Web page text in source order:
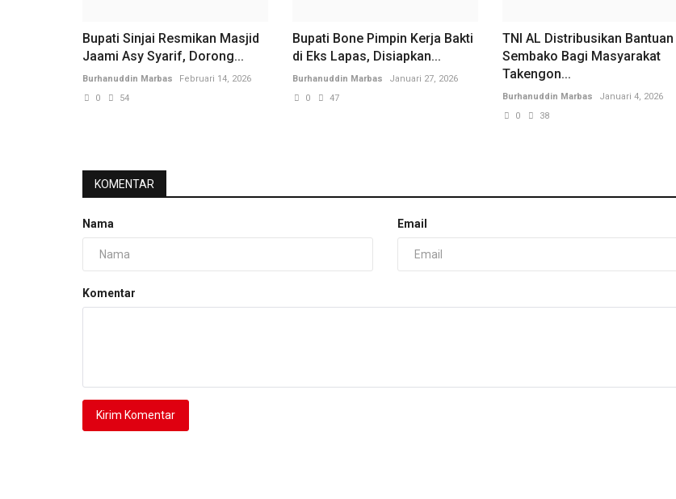
Bupati Sinjai Resmikan Masjid
Jaami Asy Syarif, Dorong...
Burhanuddin Marbas
Februari 14, 2026
0
54
Bupati Bone Pimpin Kerja Bakti
di Eks Lapas, Disiapkan...
Burhanuddin Marbas
Januari 27, 2026
0
47
TNI AL Distribusikan Bantuan
Sembako Bagi Masyarakat
Takengon...
Burhanuddin Marbas
Januari 4, 2026
0
38
KOMENTAR
Nama Email
Komentar
Kirim Komentar